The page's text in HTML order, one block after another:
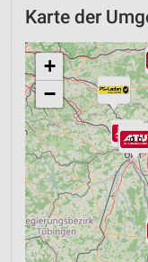
Karte der
+
−